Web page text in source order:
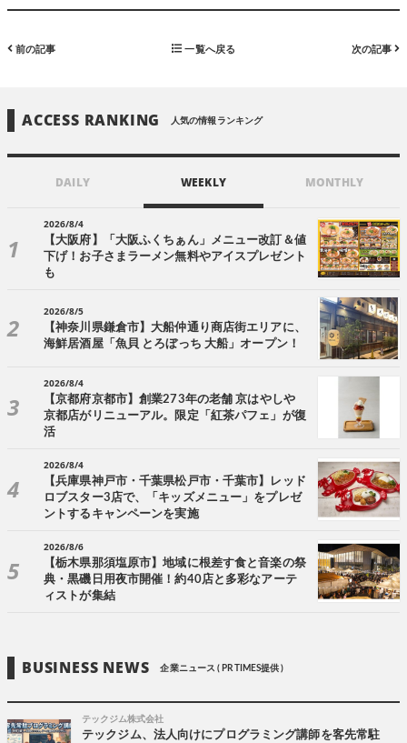
前の記事 一覧へ戻る 次の記事
ACCESS RANKING 人気の情報ランキング
DAILY WEEKLY MONTHLY
2026/8/4
【大阪府】「大阪ふくちぁん」メニュー改訂＆値
下げ！お子さまラーメン無料やアイスプレゼント
も
2026/8/5
【神奈川県鎌倉市】大船仲通り商店街エリアに、
海鮮居酒屋「魚貝 とろぼっち 大船」オープン！
2026/8/4
【京都府京都市】創業273年の老舗 京はやしや
京都店がリニューアル。限定「紅茶パフェ」が復
活
2026/8/4
【兵庫県神戸市・千葉県松戸市・千葉市】レッド
ロブスター3店で、「キッズメニュー」をプレゼ
ントするキャンペーンを実施
2026/8/6
【栃木県那須塩原市】地域に根差す食と音楽の祭
典・黒磯日用夜市開催！約40店と多彩なアーテ
ィストが集結
BUSINESS NEWS 企業ニュース ( PR TIMES提供 )
テックジム株式会社
テックジム、法人向けにプログラミング講師を客先常駐